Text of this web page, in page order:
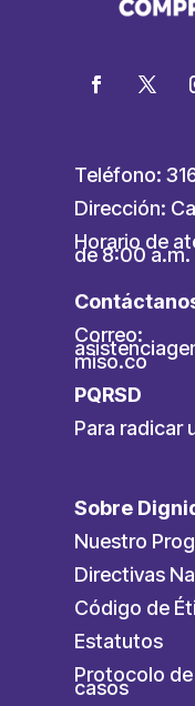
Teléfono:
Dirección:
Horario de
de 8:00
Correo:
miso.co
PQRSD
Para radicar
Sobre
Nuestro
Directivas
Código de
Estatutos
Protocolo
casos